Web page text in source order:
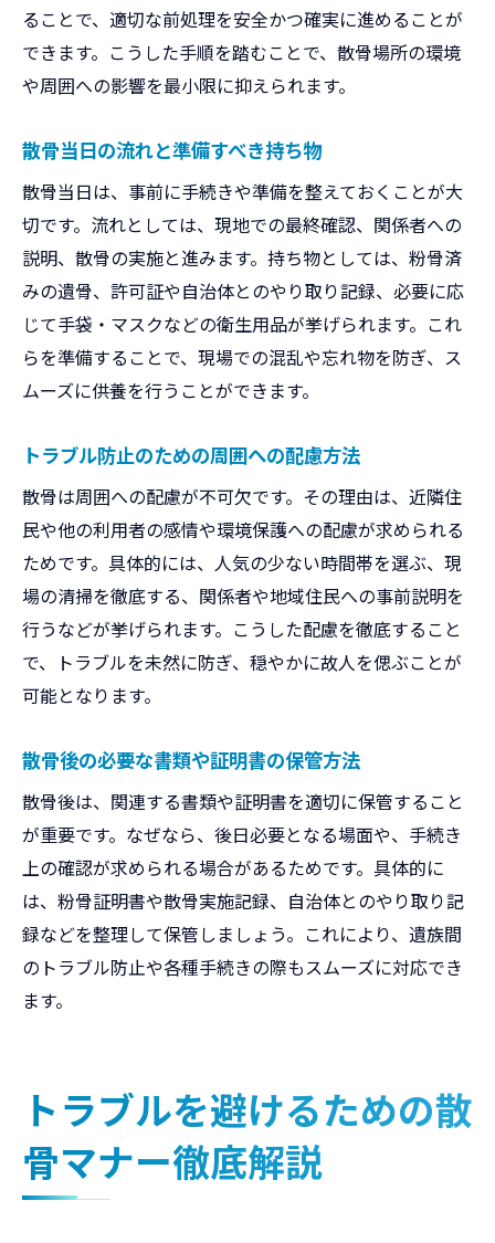
ることで、適切な前処理を安全かつ確実に進めることが
できます。こうした手順を踏むことで、散骨場所の環境
や周囲への影響を最小限に抑えられます。
散骨当日の流れと準備すべき持ち物
散骨当日は、事前に手続きや準備を整えておくことが大
切です。流れとしては、現地での最終確認、関係者への
説明、散骨の実施と進みます。持ち物としては、粉骨済
みの遺骨、許可証や自治体とのやり取り記録、必要に応
じて手袋・マスクなどの衛生用品が挙げられます。これ
らを準備することで、現場での混乱や忘れ物を防ぎ、ス
ムーズに供養を行うことができます。
トラブル防止のための周囲への配慮方法
散骨は周囲への配慮が不可欠です。その理由は、近隣住
民や他の利用者の感情や環境保護への配慮が求められる
ためです。具体的には、人気の少ない時間帯を選ぶ、現
場の清掃を徹底する、関係者や地域住民への事前説明を
行うなどが挙げられます。こうした配慮を徹底すること
で、トラブルを未然に防ぎ、穏やかに故人を偲ぶことが
可能となります。
散骨後の必要な書類や証明書の保管方法
散骨後は、関連する書類や証明書を適切に保管すること
が重要です。なぜなら、後日必要となる場面や、手続き
上の確認が求められる場合があるためです。具体的に
は、粉骨証明書や散骨実施記録、自治体とのやり取り記
録などを整理して保管しましょう。これにより、遺族間
のトラブル防止や各種手続きの際もスムーズに対応でき
ます。
トラブルを避けるための散
骨マナー徹底解説